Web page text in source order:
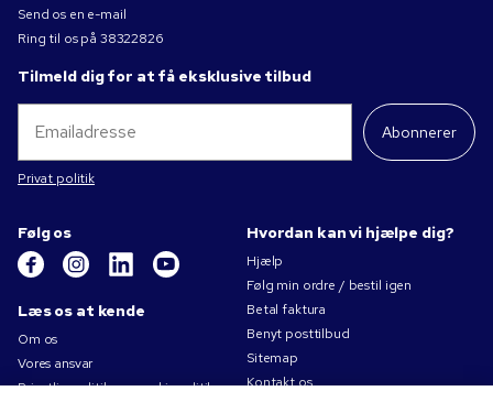
Send os en e-mail
Ring til os på 38322826
Tilmeld dig for at få eksklusive tilbud
Abonnerer
Privat politik
Følg os
Læs os at kende
Om os
Vores ansvar
Privatlivspolitik og cookiepolitik
Hvordan kan vi hjælpe dig?
Hjælp
Følg min ordre / bestil igen
Betal faktura
Benyt posttilbud
Sitemap
Kontakt os